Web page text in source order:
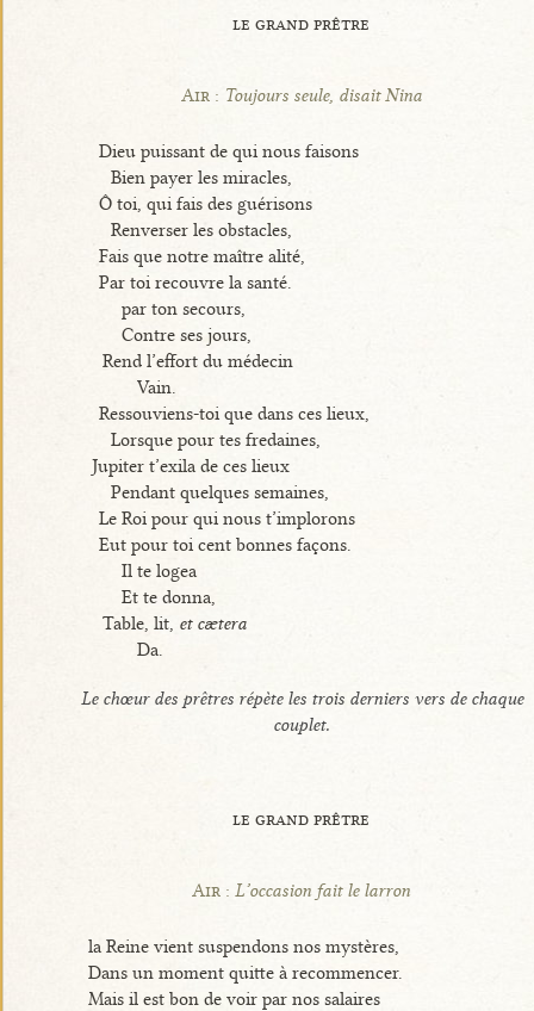
le grand prêtre
Air : Toujours seule, disait Nina
Dieu puissant de qui nous faisons
Bien payer les miracles,
Ô toi, qui fais des guérisons
Renverser les obstacles,
Fais que notre maître alité,
Par toi recouvre la santé.
par ton secours,
Contre ses jours,
Rend l’effort du médecin
Vain.
Ressouviens-toi que dans ces lieux,
Lorsque pour tes fredaines,
Jupiter t’exila de ces lieux
Pendant quelques semaines,
Le Roi pour qui nous t’implorons
Eut pour toi cent bonnes façons.
Il te logea
Et te donna,
Table, lit, et cætera
Da.
Le chœur des prêtres répète les trois derniers vers de chaque
couplet.
le grand prêtre
Air :L’occasion fait le larron
la Reine vient suspendons nos mystères,
Dans un moment quitte à recommencer.
Mais il est bon de voir par nos salaires